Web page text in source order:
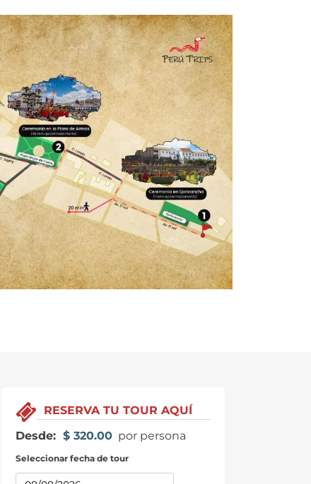
RESERVA TU TOUR AQUÍ
Desde:$ 320.00 por persona
Seleccionar fecha de tour